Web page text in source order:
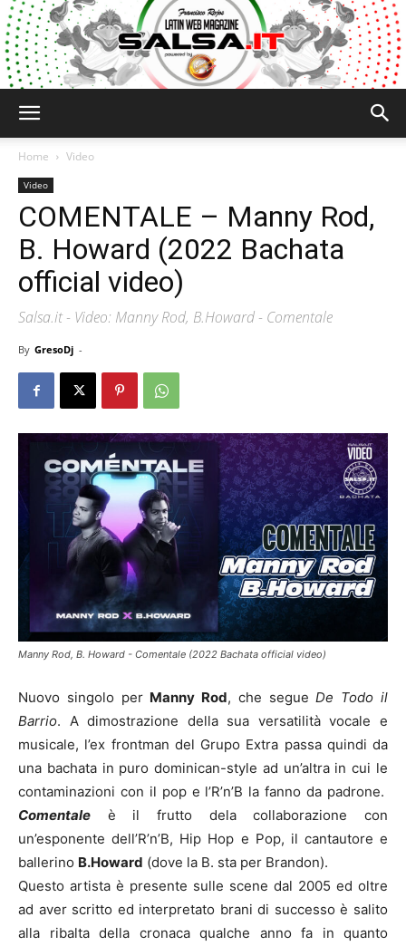
Home Video
Video
COMENTALE – Manny Rod,
B. Howard (2022 Bachata
official video)
Salsa.it - Video: Manny Rod, B.Howard - Comentale
By GresoDj -
Manny Rod, B. Howard - Comentale (2022 Bachata official video)
Nuovo singolo per Manny Rod, che segueDe Todo il
Barrio. A dimostrazione della sua versatilità vocale e
musicale, l’ex frontman del Grupo Extra passa quindi da
una bachata in puro dominican-style ad un’altra in cui le
contaminazioni con il pop e l’R’n’B la fanno da padrone.
Comentale è il frutto dela collaborazione con
un’esponente dell’R’n’B, Hip Hop e Pop, il cantautore e
ballerino B.Howard (dove la B. sta per Brandon).
Questo artista è presente sulle scene dal 2005 ed oltre
ad aver scritto ed interpretato brani di successo è salito
alla ribalta della cronaca qualche anno fa in quanto